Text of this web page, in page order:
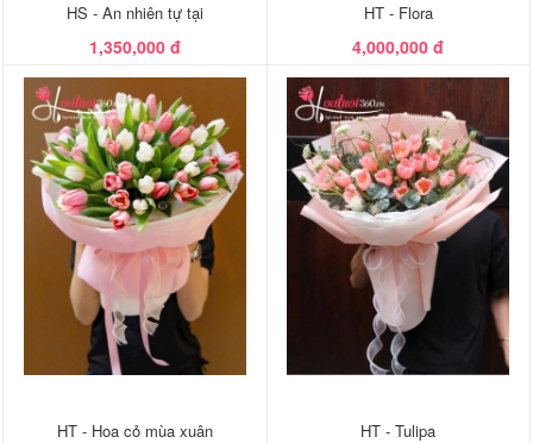
HS - An nhiên tự tại
1,350,000 đ
HT - Flora
4,000,000 đ
HT - Hoa cỏ mùa xuân HT - Tulipa